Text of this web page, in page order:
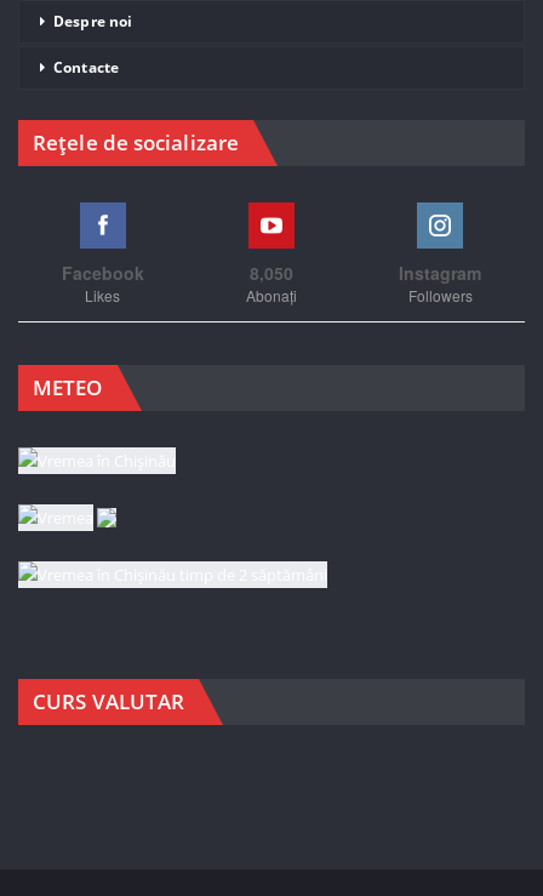
Despre noi
Contacte
Rețele de socializare
Facebook
Likes
8,050
Abonați
Instagram
Followers
METEO
CURS VALUTAR